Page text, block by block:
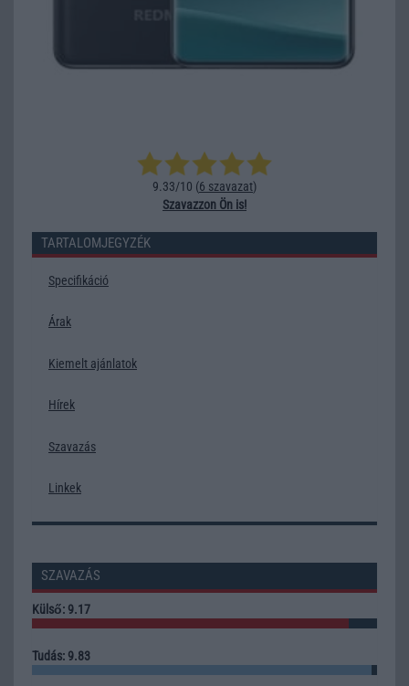
9.33/10 (6 szavazat)
Szavazzon Ön is!
TARTALOMJEGYZÉK
Specifikáció
Árak
Kiemelt ajánlatok
Hírek
Szavazás
Linkek
SZAVAZÁS
Külső: 9.17
Tudás: 9.83